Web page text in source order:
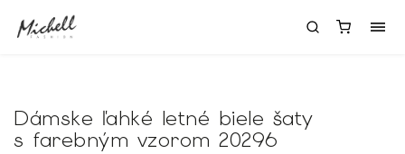
Dámske ľahké letné biele šaty
s farebným vzorom 20296